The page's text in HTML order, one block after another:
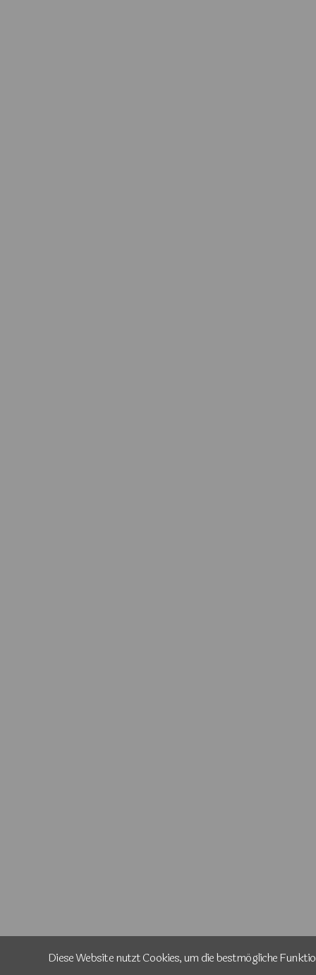
Diese Website nutzt Cookies, um die bestmögliche